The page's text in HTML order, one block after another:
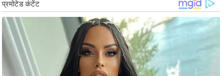
ली
वु
ड
फि
ल्म